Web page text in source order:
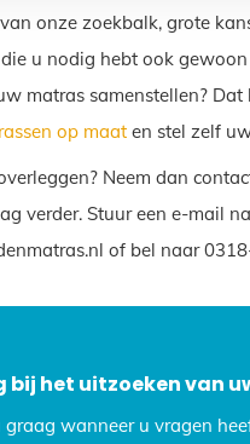
onze zoekbalk, grote
u nodig hebt ook
matras samenstellen? Dat
op maat en stel zelf
Neem dan
verder. Stuur een e-mail
of bel naar
bij het uitzoeken van
wanneer u vragen